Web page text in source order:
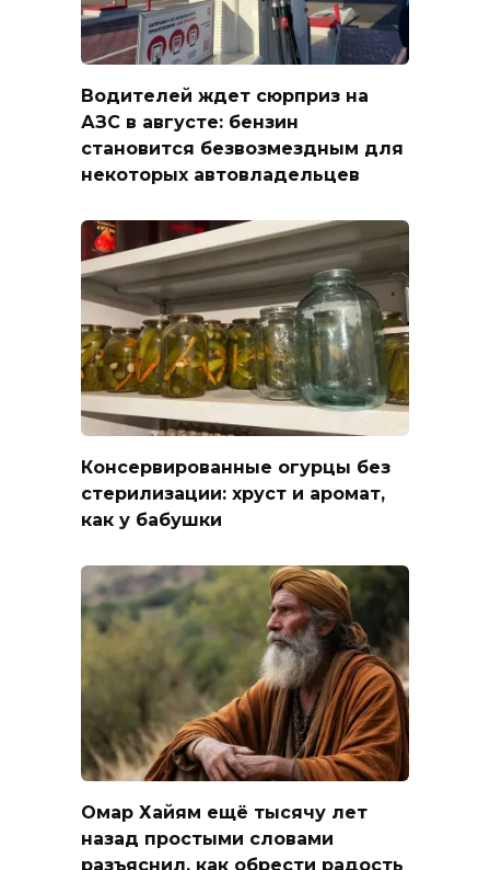
Водителей ждет сюрприз на
АЗС в августе: бензин
становится безвозмездным для
некоторых автовладельцев
Консервированные огурцы без
стерилизации: хруст и аромат,
как у бабушки
Омар Хайям ещё тысячу лет
назад простыми словами
разъяснил, как обрести радость